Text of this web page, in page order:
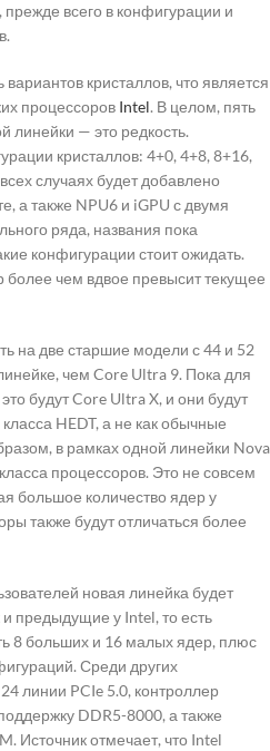
всего в конфигурации и
кристаллов, что является
процессоров Intel. В целом, пять
линейки — это редкость.
кристаллов: 4+0, 4+8, 8+16,
случаях будет добавлено
а также NPU6 и iGPU с двумя
ряда, названия пока
конфигурации стоит ожидать.
чем вдвое превысит текущее
на две старшие модели с 44 и 52
чем Core Ultra 9. Пока для
будут Core Ultra X, и они будут
HEDT, а не как обычные
в рамках одной линейки Nova
процессоров. Это не совсем
большое количество ядер у
также будут отличаться более
новая линейка будет
и предыдущие у Intel, то есть
8 больших и 16 малых ядер, плюс
Среди других
линии PCIe 5.0, контроллер
DDR5-8000, а также
Источник отмечает, что Intel